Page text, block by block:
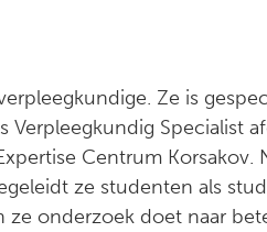
Ze is
Specialist
Centrum Korsakov.
ze studenten als
onderzoek doet naar